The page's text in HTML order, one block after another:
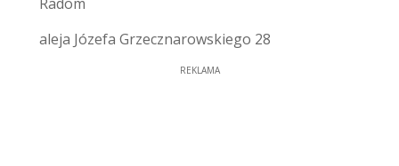
aleja Józefa Grzecznarowskiego 28
REKLAMA